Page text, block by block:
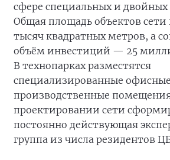
сфере специальных и двойных
Общая площадь объектов сети
тысяч квадратных метров, а
объём инвестиций — 25
В технопарках разместятся
специализированные
производственные
проектировании сети
постоянно действующая
группа из числа резидентов